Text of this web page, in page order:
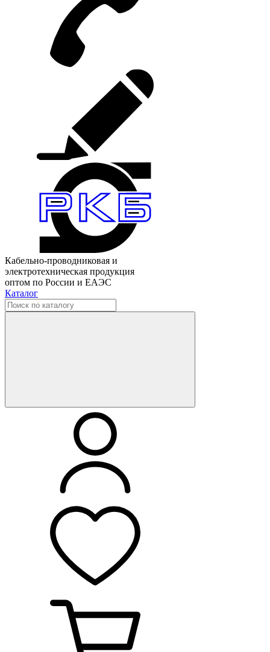
Кабельно-проводниковая и
электротехническая продукция
оптом по России и ЕАЭС
Каталог